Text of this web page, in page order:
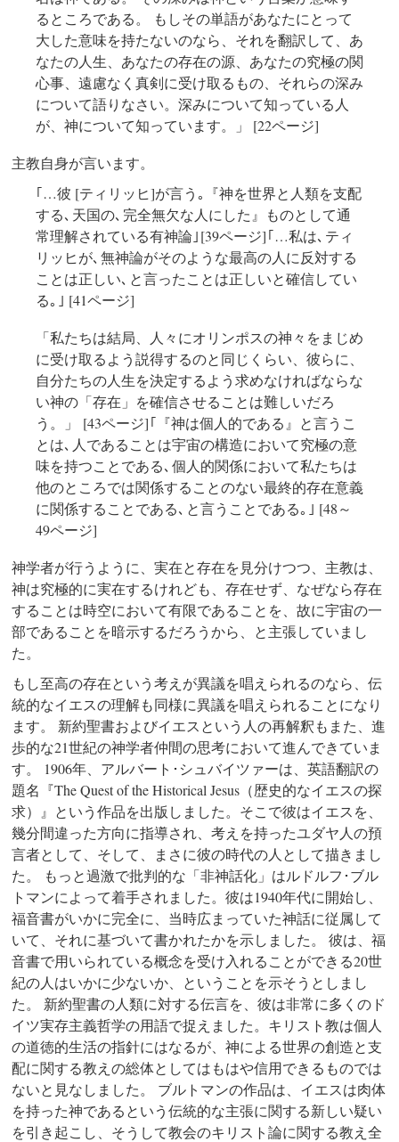
るところである。 もしその単語があなたにとって
大した意味を持たないのなら、それを翻訳して、あ
なたの人生、あなたの存在の源、あなたの究極の関
心事、遠慮なく真剣に受け取るもの、それらの深み
について語りなさい。深みについて知っている人
が、神について知っています。」 [22ページ]
主教自身が言います。
｢…彼 [ティリッヒ]が言う｡『神を世界と人類を支配
する､ 天国の､ 完全無欠な人にした』ものとして通
常理解されている有神論｣ [39ページ] ｢…私は､ ティ
リッヒが､ 無神論がそのような最高の人に反対する
ことは正しい､ と言ったことは正しいと確信してい
る｡ ｣ [41ページ]
「私たちは結局、人々にオリンポスの神々をまじめ
に受け取るよう説得するのと同じくらい、彼らに、
自分たちの人生を決定するよう求めなければならな
い神の「存在」を確信させることは難しいだろ
う。」 [43ページ] ｢『神は個人的である』と言うこ
とは､ 人であることは宇宙の構造において究極の意
味を持つことである､ 個人的関係において私たちは
他のところでは関係することのない最終的存在意義
に関係することである､ と言うことである｡ ｣ [48～
49ページ]
神学者が行うように、実在と存在を見分けつつ、主教は、
神は究極的に実在するけれども、存在せず、なぜなら存在
することは時空において有限であることを、故に宇宙の一
部であることを暗示するだろうから、と主張していまし
た。
もし至高の存在という考えが異議を唱えられるのなら、伝
統的なイエスの理解も同様に異議を唱えられることになり
ます。 新約聖書およびイエスという人の再解釈もまた、進
歩的な21世紀の神学者仲間の思考において進んできていま
す。 1906年、アルバート･シュバイツァーは、英語翻訳の
題名『The Quest of the Historical Jesus（歴史的なイエスの探
求）』 という作品を出版しました。そこで彼はイエスを、
幾分間違った方向に指導され、考えを持ったユダヤ人の預
言者として、そして、まさに彼の時代の人として描きまし
た。 もっと過激で批判的な「非神話化」はルドルフ･ブル
トマンによって着手されました。彼は1940年代に開始し、
福音書がいかに完全に、当時広まっていた神話に従属して
いて、それに基づいて書かれたかを示しました。 彼は、福
音書で用いられている概念を受け入れることができる20世
紀の人はいかに少ないか、ということを示そうとしまし
た。 新約聖書の人類に対する伝言を、彼は非常に多くのド
イツ実存主義哲学の用語で捉えました。キリスト教は個人
の道徳的生活の指針にはなるが、神による世界の創造と支
配に関する教えの総体としてはもはや信用できるものでは
ないと見なしました。 ブルトマンの作品は、イエスは肉体
を持った神であるという伝統的な主張に関する新しい疑い
を引き起こし、そうして教会のキリスト論に関する教え全